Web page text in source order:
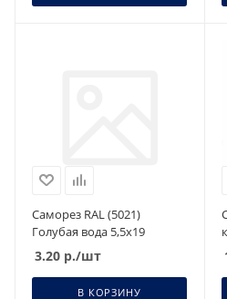
Саморез RAL (5021)
Голубая вода 5,5х19
3.20 р./шт
В КОРЗИНУ